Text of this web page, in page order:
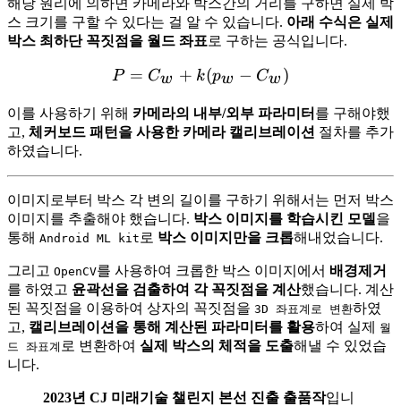
해당 원리에 의하면 카메라와 박스간의 거리를 구하면 실제 박
스 크기를 구할 수 있다는 걸 알 수 있습니다. 아래 수식은 실제
박스 최하단 꼭짓점을 월드 좌표로 구하는 공식입니다.
P = C_w + k(p_w - C_w)
P = Cw + k(pw − Cw )
이를 사용하기 위해 카메라의 내부/외부 파라미터 를 구해야했
고, 체커보드 패턴을 사용한 카메라 캘리브레이션 절차를 추가
하였습니다.
이미지로부터 박스 각 변의 길이를 구하기 위해서는 먼저 박스
이미지를 추출해야 했습니다. 박스 이미지를 학습시킨 모델 을
통해 Android ML kit 로 박스 이미지만을 크롭해내었습니다.
그리고 OpenCV를 사용하여 크롭한 박스 이미지에서 배경제거
를 하였고 윤곽선을 검출하여 각 꼭짓점을 계산했습니다. 계산
된 꼭짓점을 이용하여 상자의 꼭짓점을 3D 좌표계로 변환하였
고, 캘리브레이션을 통해 계산된 파라미터를 활용하여 실제
월
드 좌표계 로 변환하여 실제 박스의 체적을 도출해낼 수 있었습
니다.
2023년 CJ 미래기술 챌린지 본선 진출 출품작입니